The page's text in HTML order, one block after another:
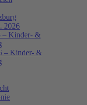
2026
– Kinder- &
– Kinder- &